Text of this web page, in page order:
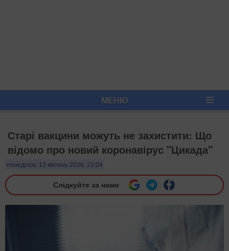
МЕНЮ
Старі вакцини можуть не захистити: Що
відомо про новий коронавірус "Цикада"
понеділок, 13 квітень 2026, 23:04
Слідкуйте за нами